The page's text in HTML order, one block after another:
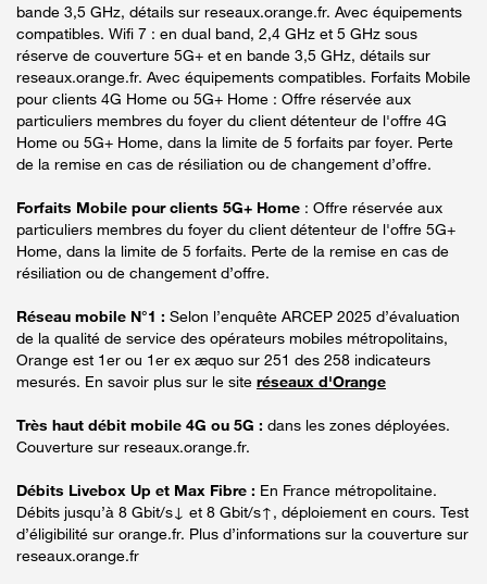
bande 3,5 GHz, détails sur reseaux.orange.fr. Avec équipements
compatibles. Wifi 7 : en dual band, 2,4 GHz et 5 GHz sous
réserve de couverture 5G+ et en bande 3,5 GHz, détails sur
reseaux.orange.fr. Avec équipements compatibles. Forfaits Mobile
pour clients 4G Home ou 5G+ Home : Offre réservée aux
particuliers membres du foyer du client détenteur de l'offre 4G
Home ou 5G+ Home, dans la limite de 5 forfaits par foyer. Perte
de la remise en cas de résiliation ou de changement d’offre.
Forfaits Mobile pour clients 5G+ Home : Offre réservée aux
particuliers membres du foyer du client détenteur de l'offre 5G+
Home, dans la limite de 5 forfaits. Perte de la remise en cas de
résiliation ou de changement d’offre.
Réseau mobile N°1 : Selon l’enquête ARCEP 2025 d’évaluation
de la qualité de service des opérateurs mobiles métropolitains,
Orange est 1er ou 1er ex æquo sur 251 des 258 indicateurs
mesurés. En savoir plus sur le site réseaux d'Orange
Très haut débit mobile 4G ou 5G : dans les zones déployées.
Couverture sur reseaux.orange.fr.
Débits Livebox Up et Max Fibre : En France métropolitaine.
Débits jusqu’à 8 Gbit/s↓ et 8 Gbit/s↑, déploiement en cours. Test
d’éligibilité sur orange.fr. Plus d’informations sur la couverture sur
reseaux.orange.fr